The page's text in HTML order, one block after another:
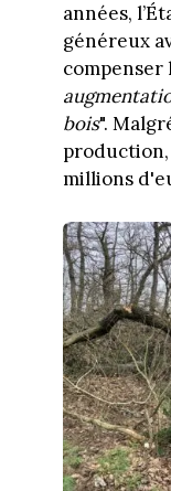
années,
généreux
compenser
bois".
production,
millions